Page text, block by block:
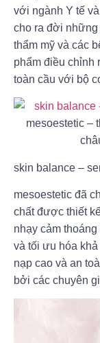
với ngành Y tế
cho ra đời
thẩm mỹ và các
phẩm điều chỉnh
toàn cầu với bộ
mesoestetic –
skin balance –
mesoestetic đã
chất được thiết
nhạy cảm
và tối ưu hóa
nạp cao và an
bởi các chuyên